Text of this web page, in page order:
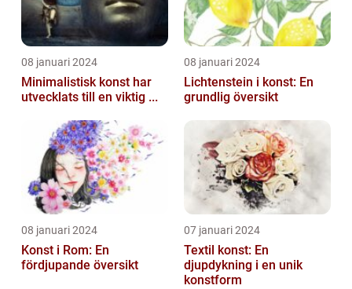
08 januari 2024
Minimalistisk konst har
utvecklats till en viktig ...
08 januari 2024
Lichtenstein i konst: En
grundlig översikt
08 januari 2024
Konst i Rom: En
fördjupande översikt
07 januari 2024
Textil konst: En
djupdykning i en unik
konstform